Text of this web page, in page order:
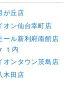
が丘店
オン仙台幸町店
ール新利府南館店
ｔ内
オンタウン茨島店
木田店